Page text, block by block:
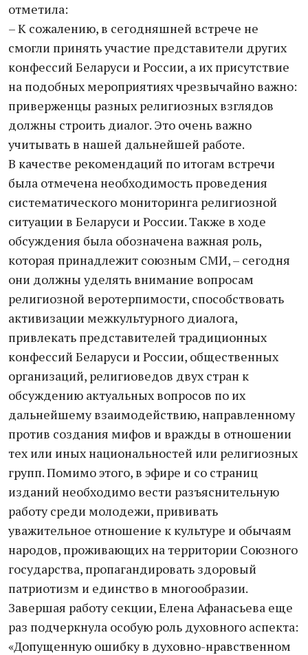
отметила:
– К сожалению, в сегодняшней встрече не
смогли принять участие представители других
конфессий Беларуси и России, а их присутствие
на подобных мероприятиях чрезвычайно важно:
приверженцы разных религиозных взглядов
должны строить диалог. Это очень важно
учитывать в нашей дальнейшей работе.
В качестве рекомендаций по итогам встречи
была отмечена необходимость проведения
систематического мониторинга религиозной
ситуации в Беларуси и России. Также в ходе
обсуждения была обозначена важная роль,
которая принадлежит союзным СМИ, – сегодня
они должны уделять внимание вопросам
религиозной веротерпимости, способствовать
активизации межкультурного диалога,
привлекать представителей традиционных
конфессий Беларуси и России, общественных
организаций, религиоведов двух стран к
обсуждению актуальных вопросов по их
дальнейшему взаимодействию, направленному
против создания мифов и вражды в отношении
тех или иных национальностей или религиозных
групп. Помимо этого, в эфире и со страниц
изданий необходимо вести разъяснительную
работу среди молодежи, прививать
уважительное отношение к культуре и обычаям
народов, проживающих на территории Союзного
государства, пропагандировать здоровый
патриотизм и единство в многообразии.
Завершая работу секции, Елена Афанасьева еще
раз подчеркнула особую роль духовного аспекта:
«Допущенную ошибку в духовно-нравственном